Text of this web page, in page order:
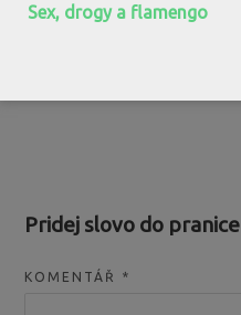
Pridej slovo do pranice
KOMENTÁŘ *
Sex, drogy a flamengo